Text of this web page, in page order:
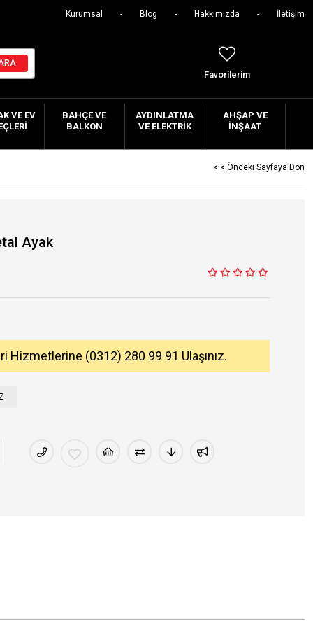
Kurumsal Blog Hakkımızda İletişim
Favorilerim
VE EV
BAHÇE VE
BALKON
AYDINLATMA
VE ELEKTRIK
AHŞAP VE
İNŞAAT
< < Önceki Sayfaya Dön
Ayak
Hizmetlerine (0312) 280 99 91 Ulaşınız.